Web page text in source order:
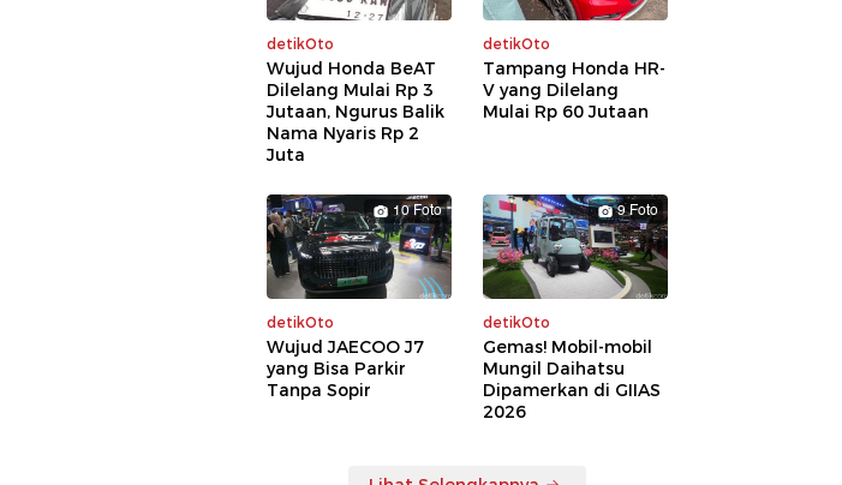
detikOto
Wujud Honda BeAT
Dilelang Mulai Rp 3
Jutaan, Ngurus Balik
Nama Nyaris Rp 2
Juta
detikOto
Tampang Honda HR-
V yang Dilelang
Mulai Rp 60 Jutaan
10 Foto
detikOto
Wujud JAECOO J7
yang Bisa Parkir
Tanpa Sopir
9 Foto
detikOto
Gemas! Mobil-mobil
Mungil Daihatsu
Dipamerkan di GIIAS
2026